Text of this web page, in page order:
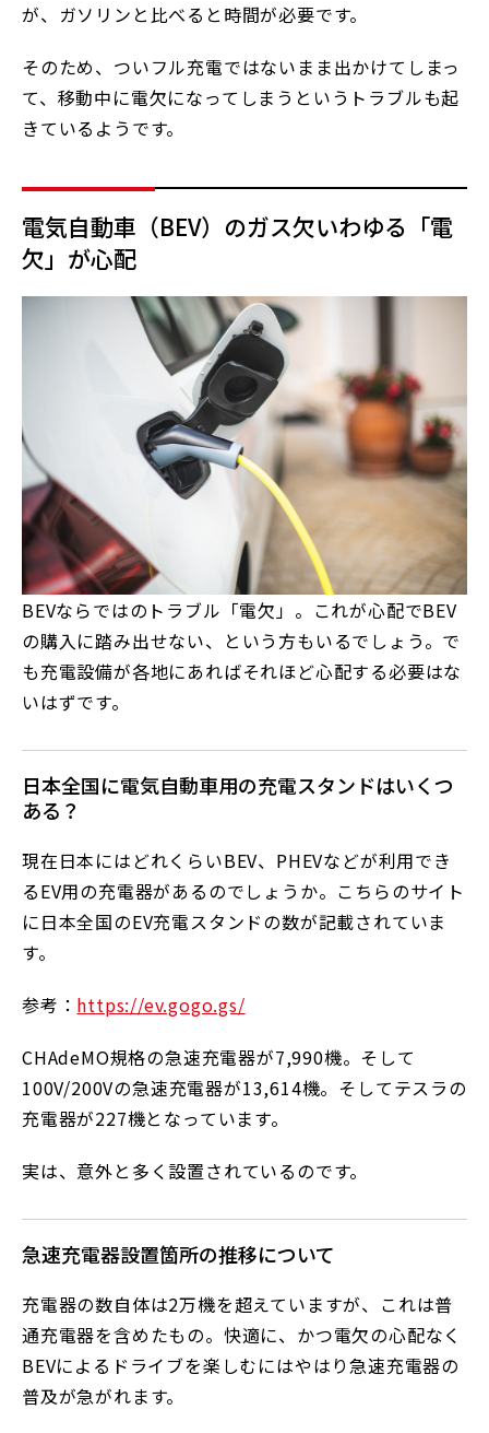
が、ガソリンと比べると時間が必要です。
そのため、ついフル充電ではないまま出かけてしまっ
て、移動中に電欠になってしまうというトラブルも起
きているようです。
電気自動車（BEV）のガス欠いわゆる「電
欠」が心配
BEVならではのトラブル「電欠」。これが心配でBEV
の購入に踏み出せない、という方もいるでしょう。で
も充電設備が各地にあればそれほど心配する必要はな
いはずです。
日本全国に電気自動車用の充電スタンドはいくつ
ある？
現在日本にはどれくらいBEV、PHEVなどが利用でき
るEV用の充電器があるのでしょうか。こちらのサイト
に日本全国のEV充電スタンドの数が記載されていま
す。
参考： https://ev.gogo.gs/
CHAdeMO規格の急速充電器が7,990機。そして
100V/200Vの急速充電器が13,614機。そしてテスラの
充電器が227機となっています。
実は、意外と多く設置されているのです。
急速充電器設置箇所の推移について
充電器の数自体は2万機を超えていますが、これは普
通充電器を含めたもの。快適に、かつ電欠の心配なく
BEVによるドライブを楽しむにはやはり急速充電器の
普及が急がれます。